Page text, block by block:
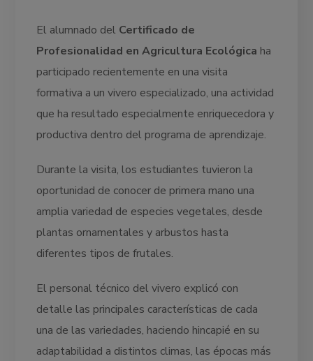
El alumnado del Certificado de
Profesionalidad en Agricultura Ecológica ha
participado recientemente en una visita
formativa a un vivero especializado, una actividad
que ha resultado especialmente enriquecedora y
productiva dentro del programa de aprendizaje.
Durante la visita, los estudiantes tuvieron la
oportunidad de conocer de primera mano una
amplia variedad de especies vegetales, desde
plantas ornamentales y arbustos hasta
diferentes tipos de frutales.
El personal técnico del vivero explicó con
detalle las principales características de cada
una de las variedades, haciendo hincapié en su
adaptabilidad a distintos climas, las épocas más